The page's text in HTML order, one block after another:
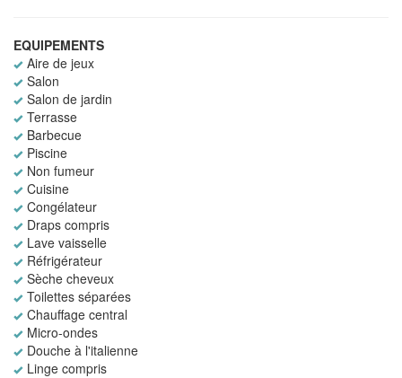
EQUIPEMENTS
Aire de jeux
Salon
Salon de jardin
Terrasse
Barbecue
Piscine
Non fumeur
Cuisine
Congélateur
Draps compris
Lave vaisselle
Réfrigérateur
Sèche cheveux
Toilettes séparées
Chauffage central
Micro-ondes
Douche à l'italienne
Linge compris